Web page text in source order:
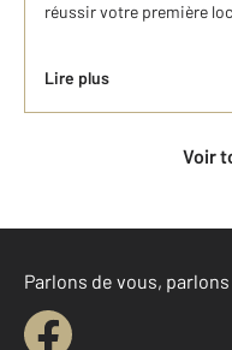
réussir votre première
Lire plus
Voir
Parlons de vous,